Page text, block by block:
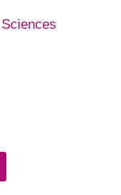
Sciences